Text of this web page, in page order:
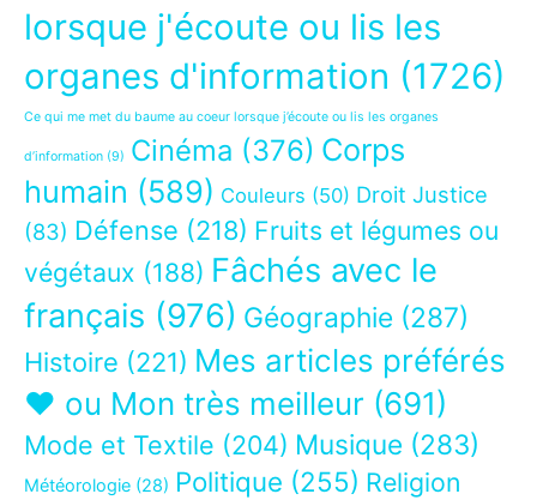
lorsque j'écoute ou lis les
organes d'information (1726)
Ce qui me met du baume au coeur lorsque j’écoute ou lis les organes
d’information (9) Cinéma (376) Corps
humain (589) Couleurs (50) Droit Justice
(83) Défense (218) Fruits et légumes ou
végétaux (188) Fâchés avec le
français (976) Géographie (287)
Histoire (221) Mes articles préférés
❤ ou Mon très meilleur (691)
Mode et Textile (204) Musique (283)
Météorologie (28) Politique (255) Religion